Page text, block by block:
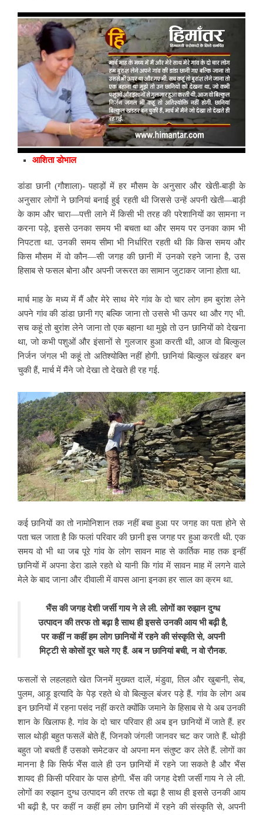
आशिता डोभाल
डांडा छानी (गौशाला)- पहाड़ों में हर मौसम के अनुसार और खेती-बाड़ी के
अनुसार लोगों ने छानियां बनाई हुई रहती थी जिससे उन्हें अपनी खेती—बाड़ी
के काम और चारा—पत्ती लाने में किसी भी तरह की परेशानियों का सामना न
करना पड़े, इससे उनका समय भी बचता था और समय पर उनका काम भी
निपटता था. उनकी समय सीमा भी निर्धारित रहती थी कि किस समय और
किस मौसम में वो कौन—सी जगह की छानी में उनको रहने जाना है, उस
हिसाब से फसल बोना और अपनी जरूरत का सामान जुटाकर जाना होता था.
मार्च माह के मध्य में मैं और मेरे साथ मेरे गांव के दो चार लोग हम बुरांश लेने
अपने गांव की डांडा छानी गए बल्कि जाना तो उससे भी ऊपर था और गए भी.
सच कहूं तो बुरांश लेने जाना तो एक बहाना था मुझे तो उन छानियों को देखना
था, जो कभी पशुओं और इंसानों से गुलजार हुआ करती थी, आज वो बिल्कुल
निर्जन जंगल भी कहूं तो अतिश्योक्ति नहीं होगी. छानियां बिल्कुल खंडहर बन
चुकी हैं, मार्च में मैंने जो देखा तो देखते ही रह गई.
कई छानियों का तो नामोनिशान तक नहीं बचा हुआ पर जगह का पता होने से
पता चल जाता है कि फलां परिवार की छानी इस जगह पर हुआ करती थी. एक
समय वो भी था जब पूरे गांव के लोग सावन माह से कार्तिक माह तक इन्हीं
छानियों में अपना डेरा डाले रहते थे यानी कि गांव में सावन माह में लगने वाले
मेले के बाद जाना और दीवाली में वापस आना इनका हर साल का क्रम था.
भैंस की जगह देशी जर्सी गाय ने ले ली. लोगों का रुझान दुग्ध
उत्पादन की तरफ तो बढ़ा है साथ ही इससे उनकी आय भी बढ़ी है,
पर कहीं न कहीं हम लोग छानियों में रहने की संस्कृति से, अपनी
मिट्टी से कोसों दूर चले गए हैं. अब न छानियां बची, न वो रौनक.
फसलों से लहलहाते खेत जिनमें मुख्यत दालें, मंडुवा, तिल और खुबानी, सेब,
पुलम, आड़ू इत्यादि के पेड़ रहते थे वो बिल्कुल बंजर पड़े हैं. गांव के लोग अब
इन छानियों में रहना पसंद नहीं करते क्योंकि जमाने के हिसाब से ये अब उनकी
शान के खिलाफ है. गांव के दो चार परिवार ही अब इन छानियों में जाते हैं. हर
साल थोड़ी बहुत फसलें बोते हैं, जिनको जंगली जानवर चट कर जाते हैं. थोड़ी
बहुत जो बचती हैं उसको समेटकर वो अपना मन संतुष्ट कर लेते हैं. लोगों का
मानना है कि सिर्फ भैंस वाले ही उन छानियों में रहने जा सकते है और भैंस
शायद ही किसी परिवार के पास होगी. भैंस की जगह देशी जर्सी गाय ने ले ली.
लोगों का रुझान दुग्ध उत्पादन की तरफ तो बढ़ा है साथ ही इससे उनकी आय
भी बढ़ी है, पर कहीं न कहीं हम लोग छानियों में रहने की संस्कृति से, अपनी